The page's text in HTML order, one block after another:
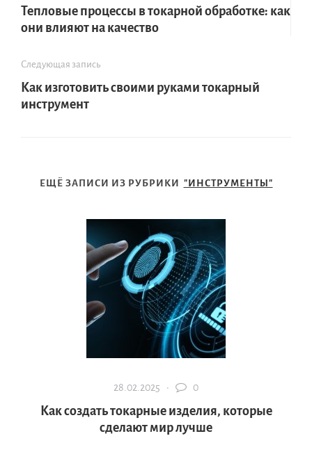
Тепловые процессы в токарной обработке: как
они влияют на качество
Следующая запись
Как изготовить своими руками токарный
инструмент
ЕЩЁ ЗАПИСИ ИЗ РУБРИКИ "ИНСТРУМЕНТЫ"
28.02.2025 · 0
Как создать токарные изделия, которые
сделают мир лучше